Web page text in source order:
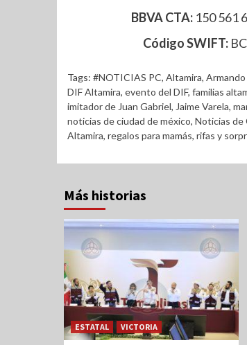
BBVA CTA: 150 561
Código SWIFT:
Tags: #NOTICIAS PC, Altamira,
DIF Altamira, evento del DIF, familias
imitador de Juan Gabriel, Jaime Varela,
noticias de ciudad de méxico, Noticias de
Altamira, regalos para mamás, rifas y
Más historias
ESTATAL VICTORIA